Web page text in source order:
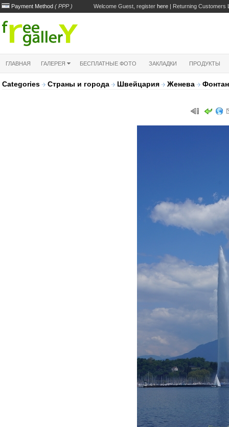
Payment Method ( PPP ) Welcome Guest, register here | Returning Customers
ГЛАВНАЯ ГАЛЕРЕЯ БЕСПЛАТНЫЕ ФОТО ЗАКЛАДКИ ПРОДУКТЫ
Categories Страны и города Швейцария Женева